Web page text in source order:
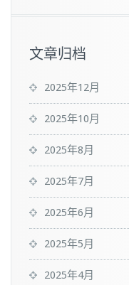
文章归档
2025年12月
2025年10月
2025年8月
2025年7月
2025年6月
2025年5月
2025年4月